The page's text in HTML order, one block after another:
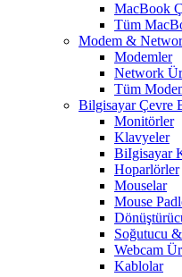
MacBook
Tüm
Modem &
Modemler
Network
Tüm
Bilgisayar Çevre
Monitörler
Klavyeler
BiIgisayar
Hoparlörler
Mouselar
Mouse
Soğutucu
Webcam
Kablolar